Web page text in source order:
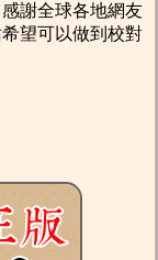
謝全球各地網友
望可以做到校對